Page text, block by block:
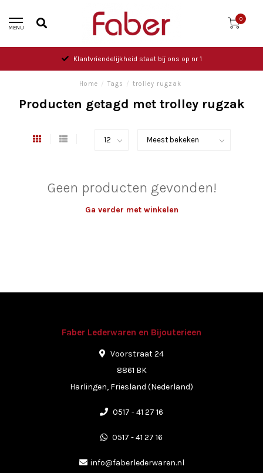
MENU
0
Klantvriendelijkheid staat bij ons op nr 1
Home / Tags / trolley rugzak
Producten getagd met trolley rugzak
Geen producten gevonden!
Ga verder met winkelen
Faber Lederwaren en Bijouterieen
Voorstraat 24
8861 BK
Harlingen, Friesland (Nederland)
0517 - 41 27 16
0517 - 41 27 16
info@faberlederwaren.nl